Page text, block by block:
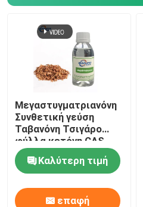
Μεγαστυγματριανόνη
Συνθετική γεύση
Ταβανόνη Τσιγάρο
φύλλα κετόνη CAS
13215-88-8 Ημερήσια
χημικήΚαλύτερη τιμή
επαφή